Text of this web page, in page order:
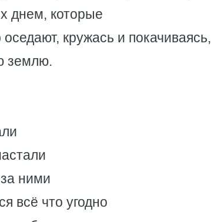
днем, которые
кружась и покачиваясь,
землю.
ними
всё что угодно